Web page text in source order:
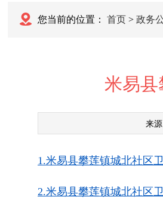
您当前的位置： 首页 > 政务
米易县
来源
1.米易县攀莲镇城北社区
2.米易县攀莲镇城北社区